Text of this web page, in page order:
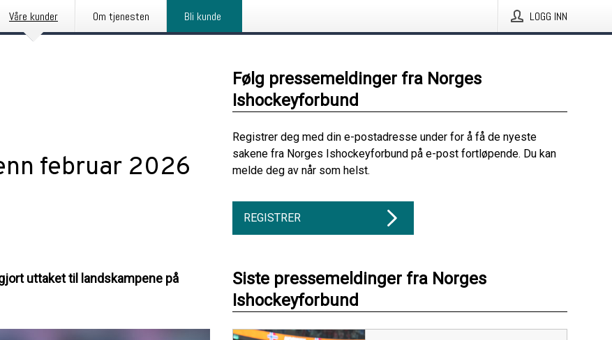
Våre kunder Om tjenesten Bli kunde LOGG INN
februar 2026
uttaket til landskampene på
Følg pressemeldinger fra Norges
Ishockeyforbund
Registrer deg med din e-postadresse under for å få de nyeste
sakene fra Norges Ishockeyforbund på e-post fortløpende. Du kan
melde deg av når som helst.
REGISTRER
Siste pressemeldinger fra Norges
Ishockeyforbund